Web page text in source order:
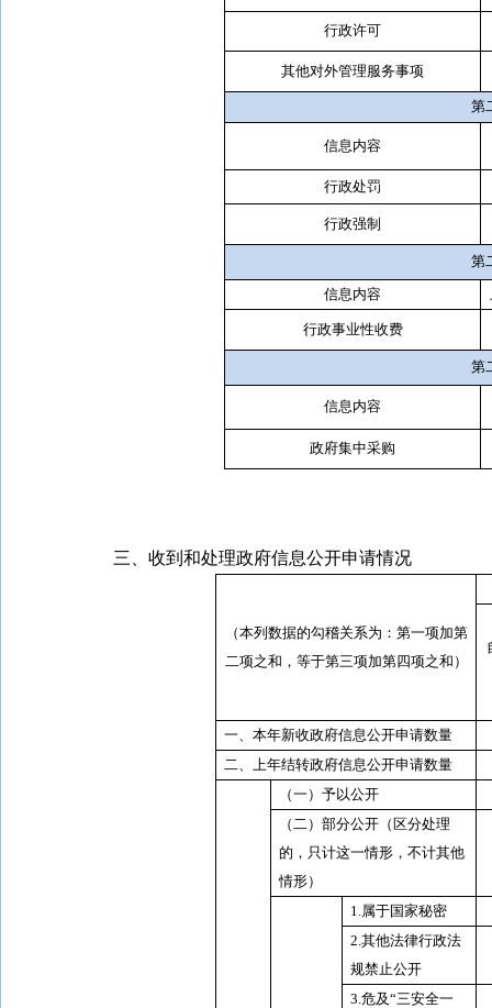
行政许可
其他对外管理服务事项
第
信息内容
行政处罚
行政强制
第
信息内容
行政事业性收费
第
信息内容
政府集中采购
三、收到和处理政府信息公开申请情况
（本列数据的勾稽关系为：第一项加第
二项之和，等于第三项加第四项之和）
一、本年新收政府信息公开申请数量
二、上年结转政府信息公开申请数量
（一）予以公开
（二）部分公开（区分处理
的，只计这一情形，不计其他
情形）
1.属于国家秘密
2.其他法律行政法
规禁止公开
3.危及“三安全一